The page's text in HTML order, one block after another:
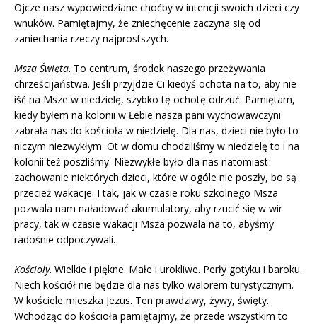
Ojcze nasz wypowiedziane choćby w intencji swoich dzieci czy
wnuków. Pamiętajmy, że zniechęcenie zaczyna się od
zaniechania rzeczy najprostszych.
Msza Święta. To centrum, środek naszego przeżywania
chrześcijaństwa. Jeśli przyjdzie Ci kiedyś ochota na to, aby nie
iść na Msze w niedzielę, szybko tę ochotę odrzuć. Pamiętam,
kiedy byłem na kolonii w Łebie nasza pani wychowawczyni
zabrała nas do kościoła w niedzielę. Dla nas, dzieci nie było to
niczym niezwykłym. Ot w domu chodziliśmy w niedzielę to i na
kolonii też poszliśmy. Niezwykłe było dla nas natomiast
zachowanie niektórych dzieci, które w ogóle nie poszły, bo są
przecież wakacje. I tak, jak w czasie roku szkolnego Msza
pozwala nam naładować akumulatory, aby rzucić się w wir
pracy, tak w czasie wakacji Msza pozwala na to, abyśmy
radośnie odpoczywali.
Kościoły. Wielkie i piękne. Małe i urokliwe. Perły gotyku i baroku.
Niech kościół nie będzie dla nas tylko walorem turystycznym.
W kościele mieszka Jezus. Ten prawdziwy, żywy, święty.
Wchodząc do kościoła pamiętajmy, że przede wszystkim to